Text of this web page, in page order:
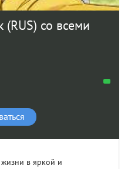
(RUS) со всеми
в яркой и